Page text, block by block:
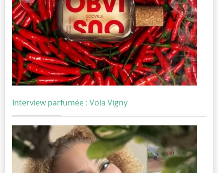
Interview parfumée : Vola Vigny